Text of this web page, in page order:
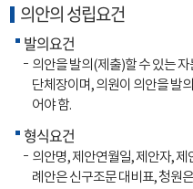
의안의 성립요건
발의요건
의안을 발의(제출)할 수 있는
단체장이며, 의원이 의안을 발
어야 함.
형식요건
의안명, 제안연월일, 제안자,
례안은 신구조문 대비표, 청원